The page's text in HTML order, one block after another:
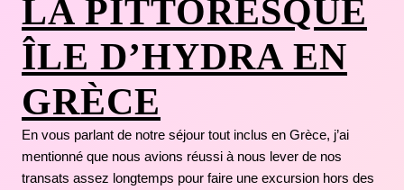
LA PITTORESQUE
ÎLE D’HYDRA EN
GRÈCE
En vous parlant de notre séjour tout inclus en Grèce, j’ai
mentionné que nous avions réussi à nous lever de nos
transats assez longtemps pour faire une excursion hors des